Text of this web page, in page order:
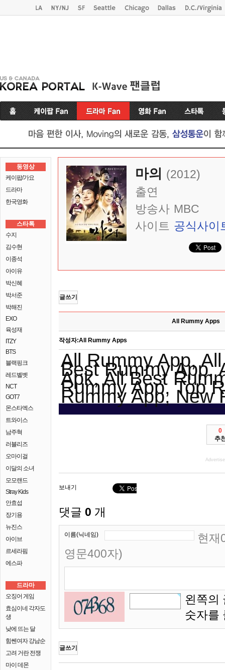
동영상
케이팝/가요
드라마
한국영화
스타톡
수지
김수현
이종석
아이유
박신혜
박서준
박해진
EXO
육성재
ITZY
BTS
블랙핑크
레드벨벳
NCT
GOT7
몬스타엑스
트와이스
남주혁
러블리즈
오마이걸
이달의 소녀
모모랜드
Stray Kids
안효섭
장기용
뉴진스
아이브
르세라핌
에스파
드라마
오징어 게임
효심이네 각자도
생
낮에 뜨는 달
힘쎈여자 강남순
고려 거란 전쟁
마이 데몬
마의 (2012)
출연
방송사 MBC
사이트 공식사이
글쓰기
All Rummy Apps
작성자:All Rummy Apps
All Rummy App,
Best Rummy App,
Apk, All Best
Rummy App, Top
Rummy App, New
0
추
보내기
댓글 0 개
이름(닉네임)
현재
영문400자)
왼쪽의
숫자를
글쓰기